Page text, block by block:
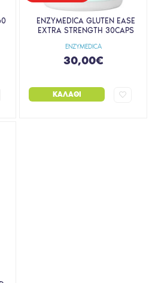
ENZYMEDICA
ENZYMEDICA GLUTEN EASE
EXTRA STRENGTH 30CAPS
30,00€
ΚΑΛΆΘΙ